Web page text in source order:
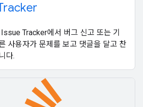
Tracker에서 버그 신고 또는 기
사용자가 문제를 보고 댓글을 달고 찬
다.